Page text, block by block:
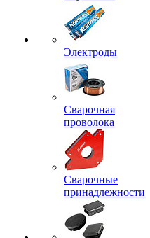
Электроды
Сварочная
проволока
Сварочные
принадлежности